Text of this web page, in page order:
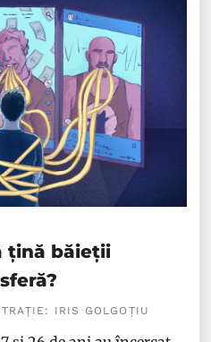
țină băieții
IRIS GOLGOȚIU